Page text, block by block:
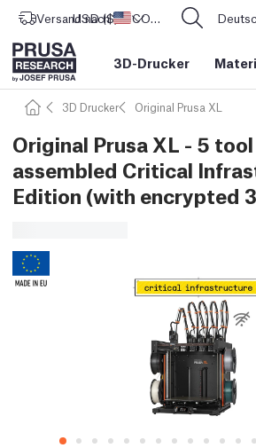
Versand nach Vereinigte Staaten
USD ($) CORE One L: Jetzt auf Lager!
3D-Drucker
3D Drucker Original Prusa XL
Original Prusa XL - 5
assembled Critical
Edition (with encrypted